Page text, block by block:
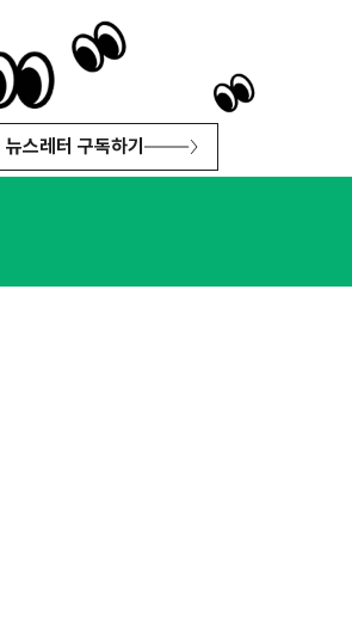
뉴스레터 구독하기
광고안내